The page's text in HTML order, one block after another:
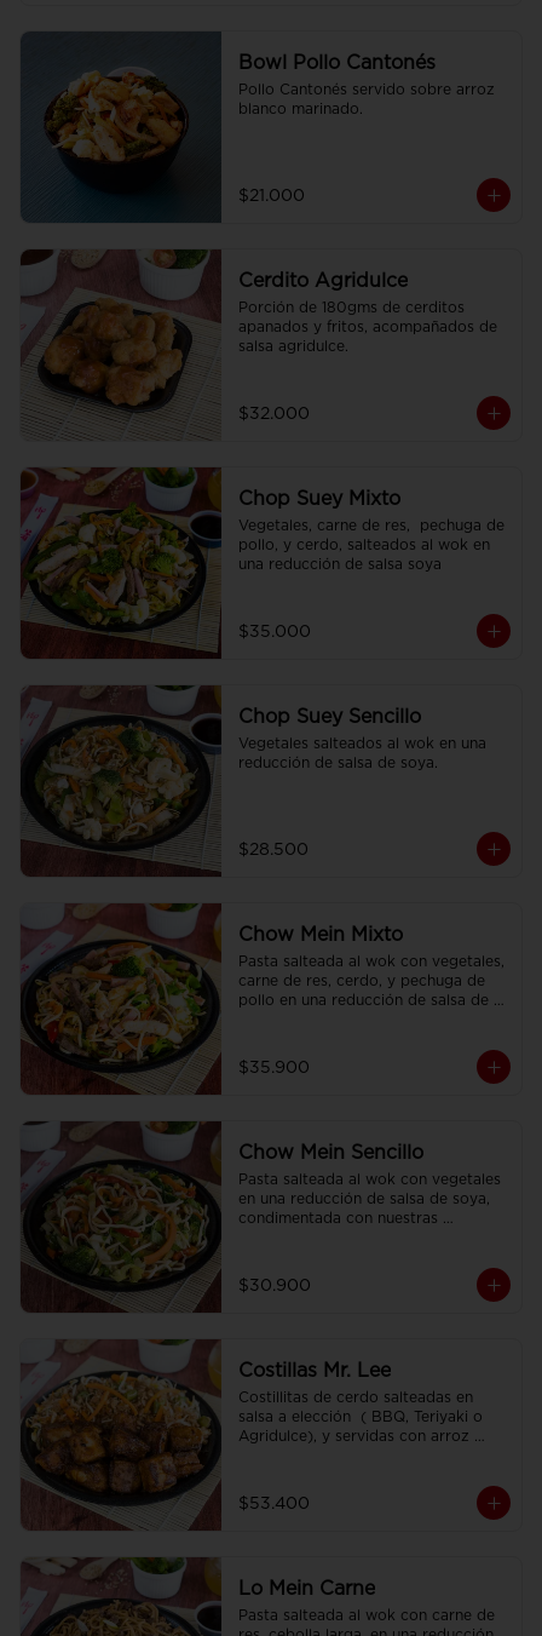
Bowl Pollo Cantonés
Pollo Cantonés servido sobre arroz
blanco marinado.
$21.000
Cerdito Agridulce
Porción de 180gms de cerditos
apanados y fritos, acompañados de
salsa agridulce.
$32.000
Chop Suey Mixto
Vegetales, carne de res,  pechuga de
pollo, y cerdo, salteados al wok en
una reducción de salsa soya
$35.000
Chop Suey Sencillo
Vegetales salteados al wok en una
reducción de salsa de soya.
$28.500
Chow Mein Mixto
Pasta salteada al wok con vegetales,
carne de res, cerdo, y pechuga de
pollo en una reducción de salsa de
$35.900
Chow Mein Sencillo
Pasta salteada al wok con vegetales
en una reducción de salsa de soya,
condimentada con nuestras
$30.900
Costillas Mr. Lee
Costillitas de cerdo salteadas en
salsa a elección  ( BBQ, Teriyaki o
Agridulce), y servidas con arroz
$53.400
Lo Mein Carne
Pasta salteada al wok con carne de